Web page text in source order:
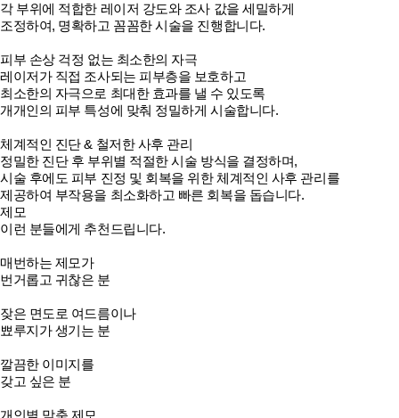
각 부위에 적합한 레이저 강도와 조사 값을 세밀하게
조정하여, 명확하고 꼼꼼한 시술을 진행합니다.
피부 손상 걱정 없는 최소한의 자극
레이저가 직접 조사되는 피부층을 보호하고
최소한의 자극으로 최대한 효과를 낼 수 있도록
개개인의 피부 특성에 맞춰 정밀하게 시술합니다.
체계적인 진단 & 철저한 사후 관리
정밀한 진단 후 부위별 적절한 시술 방식을 결정하며,
시술 후에도 피부 진정 및 회복을 위한 체계적인 사후 관리를
제공하여 부작용을 최소화하고 빠른 회복을 돕습니다.
제모
이런 분들에게 추천드립니다.
매번하는 제모가
번거롭고 귀찮은 분
잦은 면도로 여드름이나
뾰루지가 생기는 분
깔끔한 이미지를
갖고 싶은 분
개인별 맞춤 제모